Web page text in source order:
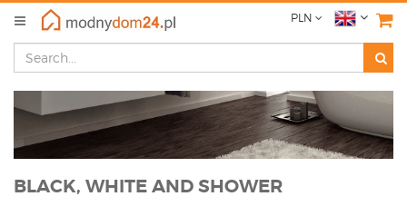
PLN
BLACK, WHITE AND SHOWER